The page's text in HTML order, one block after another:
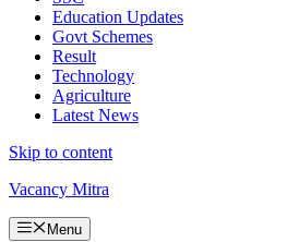
Education Updates
Govt Schemes
Result
Technology
Agriculture
Latest News
Skip to content
Vacancy Mitra
Menu